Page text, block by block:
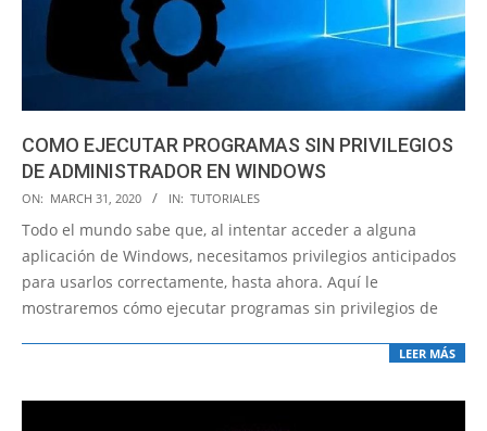
COMO EJECUTAR PROGRAMAS SIN PRIVILEGIOS
DE ADMINISTRADOR EN WINDOWS
2020-
03-
31
ON: MARCH 31, 2020 IN: TUTORIALES
Todo el mundo sabe que, al intentar acceder a alguna
aplicación de Windows, necesitamos privilegios anticipados
para usarlos correctamente, hasta ahora. Aquí le
mostraremos cómo ejecutar programas sin privilegios de
LEER MÁS